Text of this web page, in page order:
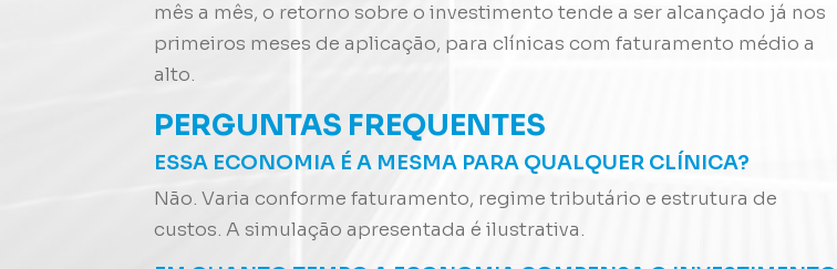
mês a mês, o retorno sobre o investimento tende a ser alcançado já nos
primeiros meses de aplicação, para clínicas com faturamento médio a
alto.
PERGUNTAS FREQUENTES
ESSA ECONOMIA É A MESMA PARA QUALQUER CLÍNICA?
Não. Varia conforme faturamento, regime tributário e estrutura de
custos. A simulação apresentada é ilustrativa.